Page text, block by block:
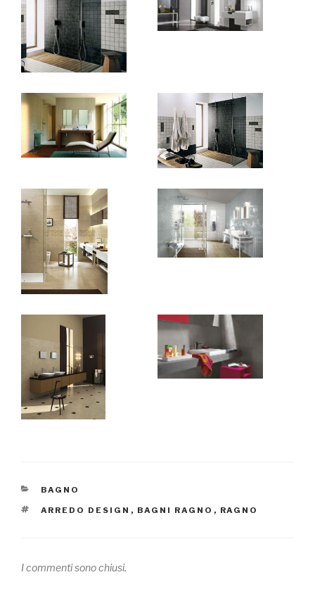
CATEGORIE
BAGNO
TAG
ARREDO DESIGN , BAGNI RAGNO , RAGNO
I commenti sono chiusi.